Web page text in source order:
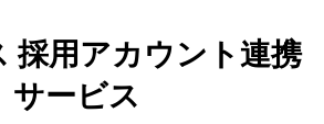
採用アカウント連携
サービス